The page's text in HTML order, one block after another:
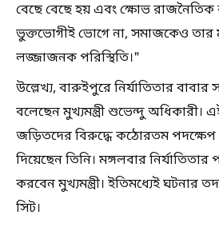
বেছে বেছে হয় এবং ক্ষোভ
ভুক্তভোগীই ভোগে না, সমাজকেও তার
লজ্জাজনক পরিস্থিতি।"
উল্লেখ্য, বারুইপুরে নির্যাতিতার
বলেছেন মুখ্যমন্ত্রী শুভেন্দু অধিকারী।
জড়িতদের বিরুদ্ধে কঠোরতম পদক্ষেপ
দিয়েছেন তিনি। মঙ্গলবার নির্যাতিতার
করবেন মুখ্যমন্ত্রী। ইতিমধ্যেই ঘটনার
সিট।